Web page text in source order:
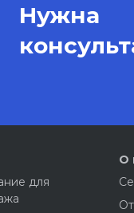
Нужна
для
О